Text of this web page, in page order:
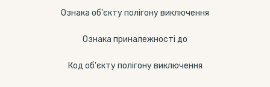
Ознака об'єкту полігону виключення
Ознака приналежності до
Код об'єкту полігону виключення